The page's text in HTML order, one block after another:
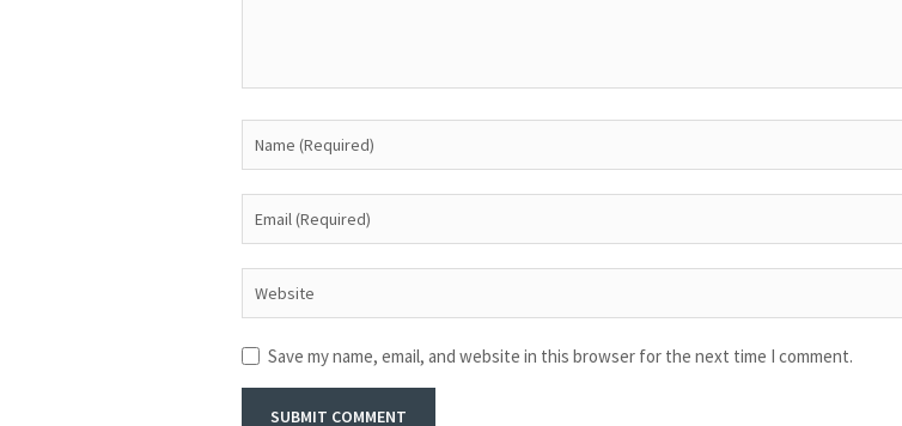
Save my name, email, and website in this browser for the next time I comment.